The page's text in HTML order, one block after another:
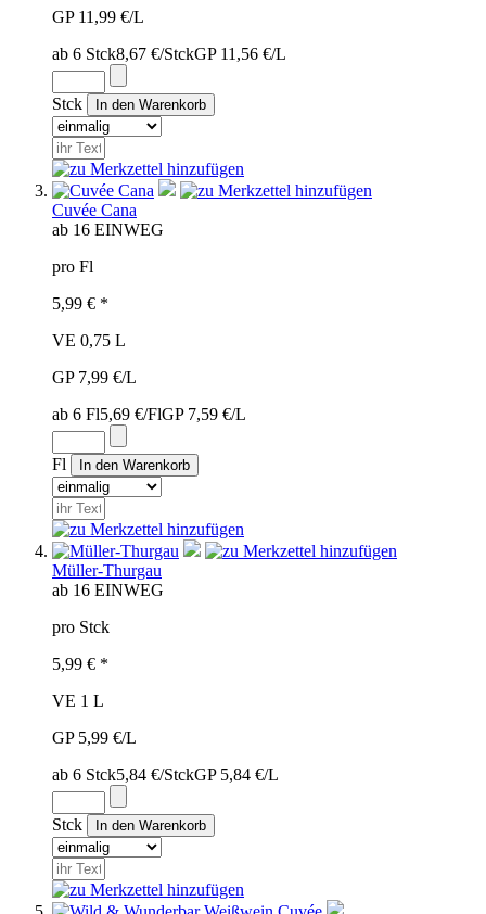
GP 11,99 €/L
ab 6 Stck8,67 €/StckGP 11,56 €/L
Stck
Cuvée Cana
ab 16 EINWEG
pro Fl
5,99 € *
VE 0,75 L
GP 7,99 €/L
ab 6 Fl5,69 €/FlGP 7,59 €/L
Fl
Müller-Thurgau
ab 16 EINWEG
pro Stck
5,99 € *
VE 1 L
GP 5,99 €/L
ab 6 Stck5,84 €/StckGP 5,84 €/L
Stck